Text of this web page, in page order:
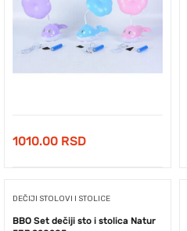
1010.00 RSD
DEČIJI STOLOVI I STOLICE
BBO Set dečiji sto i stolica Natur